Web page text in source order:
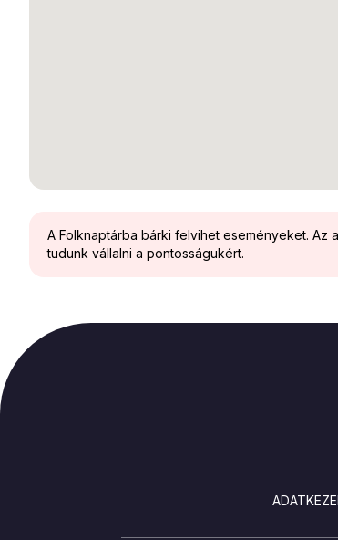
A Folknaptárba bárki felvihet eseményeket.
tudunk vállalni a pontosságukért.